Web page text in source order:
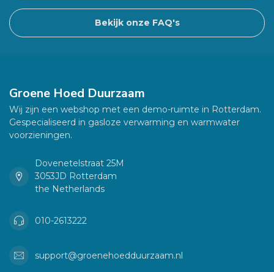
Bekijk onze FAQ's
Groene Hoed Duurzaam
Wij zijn een webshop met een demo-ruimte in Rotterdam.
Gespecialiseerd in gasloze verwarming en warmwater
voorzieningen.
Dovenetelstraat 25M
3053JD Rotterdam
the Netherlands
010-2613222
support@groenehoedduurzaam.nl